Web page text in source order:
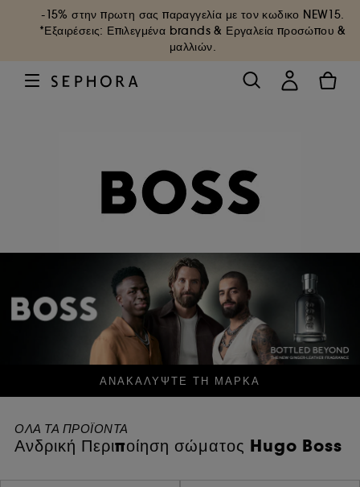
-15% στην πρωτη σας παραγγελία με τον κωδικο NEW15.
*Εξαιρέσεις: Επιλεγμένα brands & Εργαλεία προσώπου &
μαλλιών.
ΑΝΑΚΑΛΥΨΤΕ ΤΗ ΜΑΡΚΑ
ΟΛΑ ΤΑ ΠΡΟΪΟΝΤΑ
Ανδρική Περιποίηση σώματος Hugo Boss